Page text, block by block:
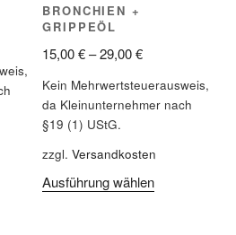
können
auf
Produktseite
werden
BRONCHIEN +
GRIPPEÖL
15,00€–29,00€
Kein Mehrwertsteuerausweis,
da Kleinunternehmer nach
§19 (1) UStG.
zzgl. Versandkosten
Ausführung wählenDieses